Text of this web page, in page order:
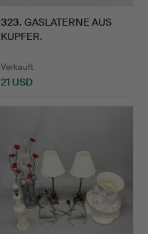
323. GASLATERNE AUS
KUPFER.
Verkauft
21 USD